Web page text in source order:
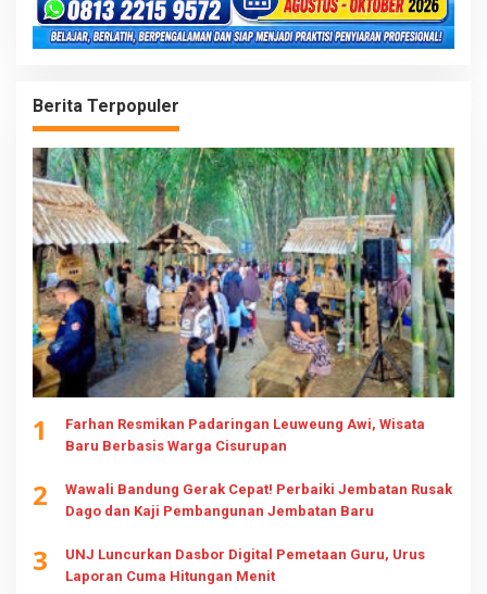
Berita Terpopuler
1
Farhan Resmikan Padaringan Leuweung Awi, Wisata
Baru Berbasis Warga Cisurupan
2
Wawali Bandung Gerak Cepat! Perbaiki Jembatan Rusak
Dago dan Kaji Pembangunan Jembatan Baru
3
UNJ Luncurkan Dasbor Digital Pemetaan Guru, Urus
Laporan Cuma Hitungan Menit